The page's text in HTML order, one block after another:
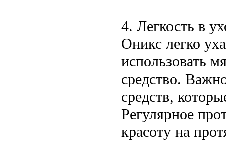
4. Легкость в
Оникс легко
использовать
средство.
средств,
Регулярное
красоту на